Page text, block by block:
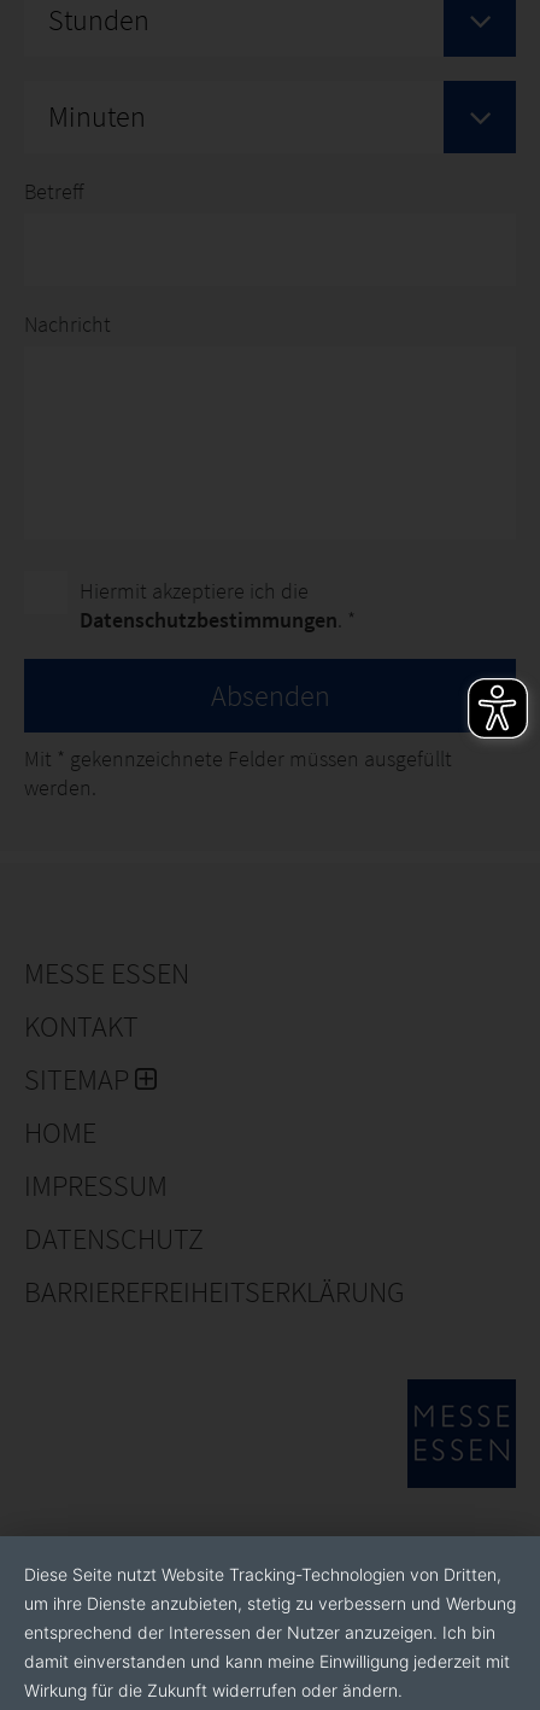
Stunden
Minuten
Betreff
Nachricht
Hiermit akzeptiere ich die
Datenschutzbestimmungen . *
Absenden
Mit * gekennzeichnete Felder müssen ausgefüllt
werden.
MESSE ESSEN
KONTAKT
SITEMAP
HOME
IMPRESSUM
DATENSCHUTZ
BARRIEREFREIHEITSERKLÄRUNG
Diese Seite nutzt Website Tracking-Technologien von Dritten,
um ihre Dienste anzubieten, stetig zu verbessern und Werbung
entsprechend der Interessen der Nutzer anzuzeigen. Ich bin
damit einverstanden und kann meine Einwilligung jederzeit mit
Wirkung für die Zukunft widerrufen oder ändern.